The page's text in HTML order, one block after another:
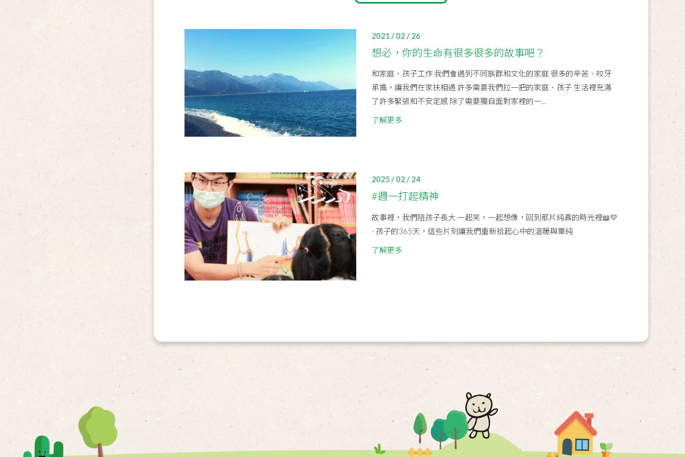
2021 / 02 / 26
想必，你的生命有很多很多的故事吧？
和家庭、孩子工作 我們會遇到不同族群和文化的家庭 很多的辛苦、咬牙
承擔，讓我們在家扶相遇 許多需要我們拉一把的家庭、孩子 生活裡充滿
了許多緊張和不安定感 除了需要獨自面對家裡的一...
了解更多
2025 / 02 / 24
#週一打起精神
故事裡，我們陪孩子長大 一起笑，一起想像，回到那片純真的時光裡📖💛
- 孩子的365天，這些片刻讓我們重新拾起心中的溫暖與單純
了解更多